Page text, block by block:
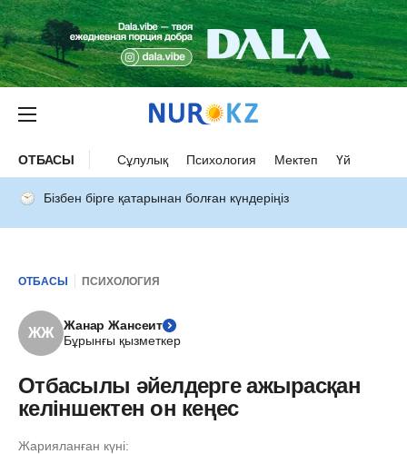
ОТБАСЫ Сұлулық Психология Мектеп Үй
Бізбен бірге қатарынан болған күндеріңіз
ОТБАСЫ ПСИХОЛОГИЯ
ЖЖ
Жанар Жансеит
Бұрынғы қызметкер
Отбасылы әйелдерге ажырасқан
келіншектен он кеңес
Жарияланған күні: